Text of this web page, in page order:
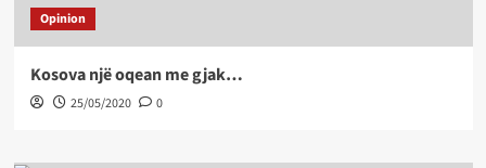
Opinion
Kosova një oqean me gjak…
25/05/2020 0